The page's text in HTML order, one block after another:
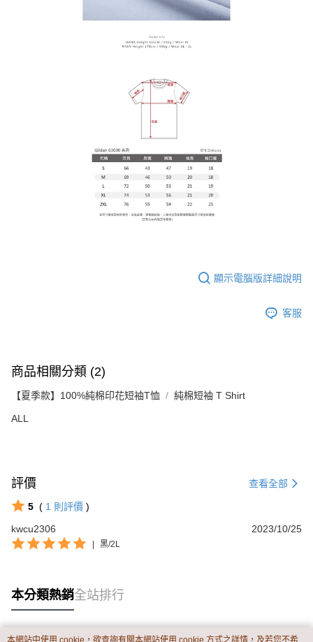
顯示電腦版詳細說明
客服
商品相關分類 (2)
【夏季款】100%純棉印花短袖T恤 純棉短袖 T Shirt
ALL
評價 查看全部
5 ( 1 則評價 )
kwcu2306
2023/10/25
黑/2L
本分類熱銷全站排行
本網站中使用 cookie，欲查詢有關本網站使用 cookie 方式之詳情，及若您不希